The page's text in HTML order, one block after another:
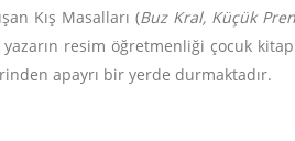
Kış Masalları (Buz Kral, Küçük
resim öğretmenliği çocuk
apayrı bir yerde durmaktadır.